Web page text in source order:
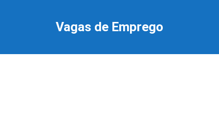
Vagas de Emprego